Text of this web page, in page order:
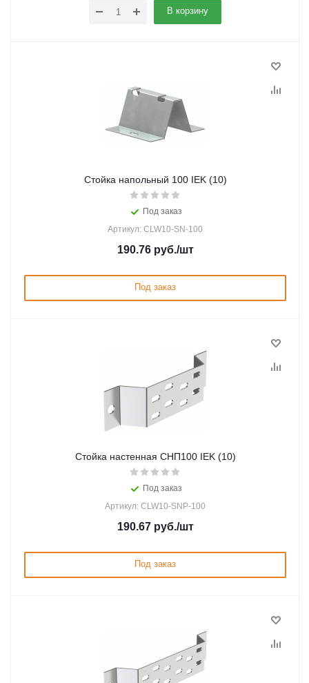
В корзину
Стойка напольный 100 IEK (10)
Под заказ
Артикул: CLW10-SN-100
190.76руб./шт
Под заказ
Стойка настенная СНП100 IEK (10)
Под заказ
Артикул: CLW10-SNP-100
190.67руб./шт
Под заказ